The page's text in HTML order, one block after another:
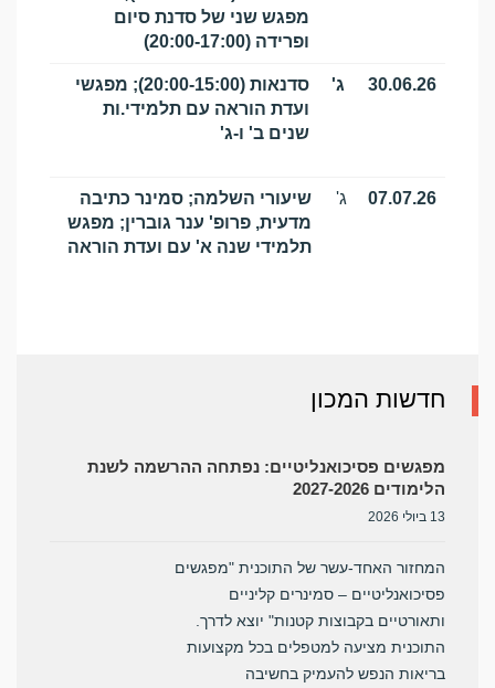
מפגש שני של סדנת סיום
ופרידה (20:00-17:00)
30.06.26 ג'
סדנאות (20:00-15:00); מפגשי
ועדת הוראה עם תלמידי.ות
שנים ב' ו-ג'
07.07.26 ג'
שיעורי השלמה; סמינר כתיבה
מדעית, פרופ' ענר גוברין; מפגש
תלמידי שנה א' עם ועדת הוראה
חדשות המכון
מפגשים פסיכואנליטיים: נפתחה ההרשמה לשנת
הלימודים 2027-2026
13 ביולי 2026
המחזור האחד-עשר של התוכנית "מפגשים
פסיכואנליטיים – סמינרים קליניים
ותאורטיים בקבוצות קטנות" יוצא לדרך.
התוכנית מציעה למטפלים בכל מקצועות
בריאות הנפש להעמיק בחשיבה